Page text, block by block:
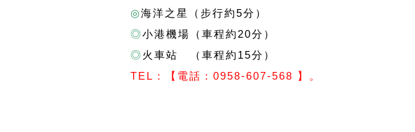
◎海洋之星（步行約5分）
◎小港機場（車程約20分）
◎火車站 （車程約15分）
TEL：【電話：0958-607-568 】。